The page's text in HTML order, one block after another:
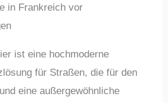
ist eine hochmoderne
für Straßen, die für den
eine außergewöhnliche